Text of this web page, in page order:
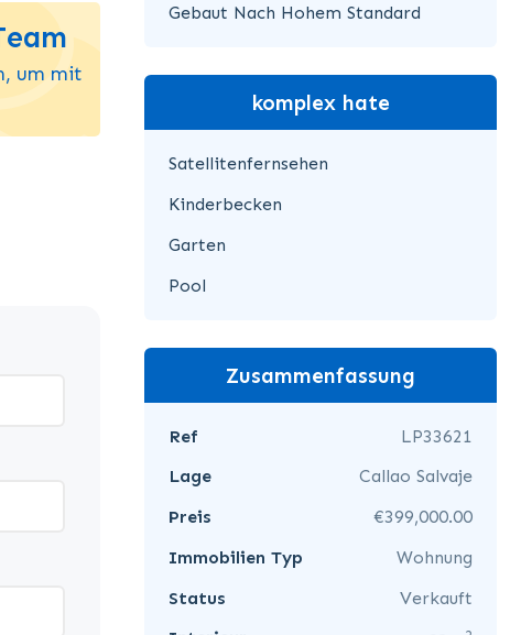
um mit
Gebaut Nach Hohem Standard
komplex hate
Satellitenfernsehen
Kinderbecken
Garten
Pool
Zusammenfassung
Ref
LP33621
Lage
Callao Salvaje
Preis
€399,000.00
Immobilien Typ
Wohnung
Status
Verkauft